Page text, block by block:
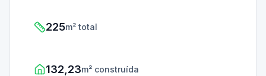
225m² total
132,23m² construída